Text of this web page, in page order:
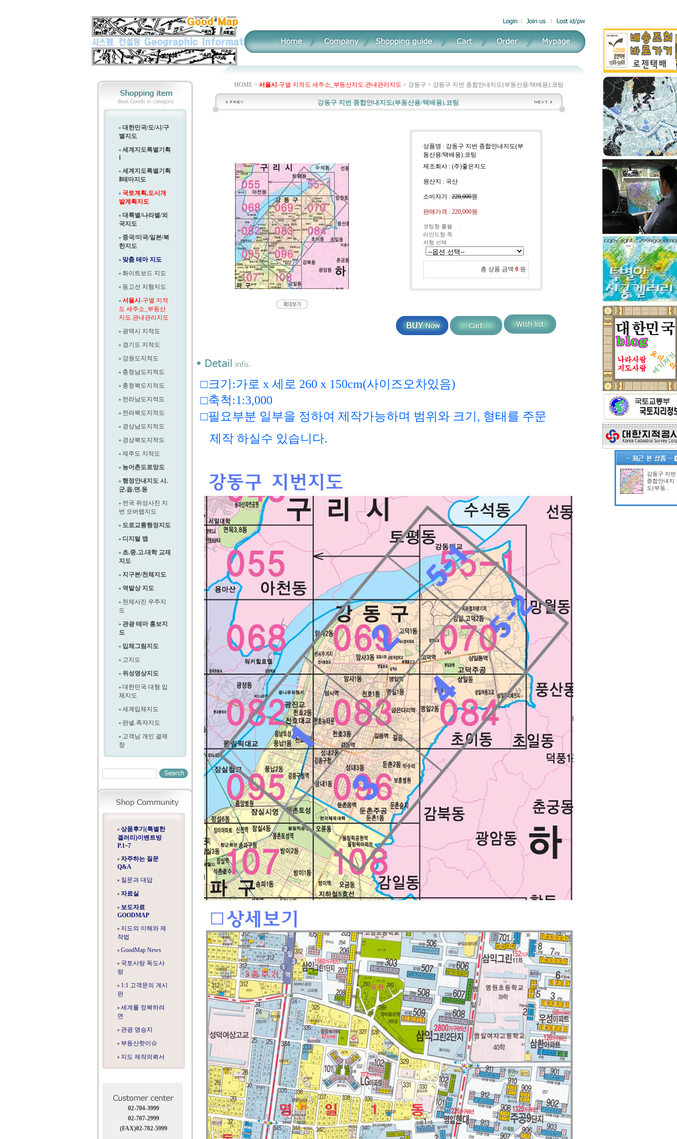
대한민국/도/시/구
별지도
세계지도특별기획
세계지도특별기획
테마지도
국토계획,도시개
발계획지도
대륙별/나라별/외
국지도
중국/미국/일본/북
한지도
맞춤 테마 지도
화이트보드 지도
등고선 지형지도
서울시 -구별 지적
도 새주소_부동산
지도.관내관리지도
광역시 지적도
경기도 지적도
강원도지적도
충청남도지적도
충청북도지적도
전라남도지적도
전라북도지적도
경상남도지적도
경상북도지적도
제주도 지적도
농어촌도로망도
행정안내지도 시.
군.읍.면.동
전국 위성사진 지
번 오버랩지도
도로교통행정지도
디지털 맵
초.중.고.대학 교재
지도
지구본/천체지도
역발상 지도
천체사진 우주지
도
관광 테마 홍보지
도
입체그림지도
고지도
위성영상지도
대한민국 대형 입
체지도
세계입체지도
판넬.족자지도
고객님 개인 결제
창
상품후기(특별한
겔러리)이벤트방
P.1~7
자주하는 질문
Q&A
질문과 대답
자료실
보도자료
GOODMAP
지도의 이해와 제
작법
GoodMap News
국토사랑 독도사
랑
1:1 고객문의 게시
판
세계를 정복하려
면
관광 명승지
부동산핫이슈
지도 제작의뢰서
02-704-3999
02-707-2999
(FAX)02-702-5999
HOME > 서울시 -구별 지적도 새주소_부동산지도.관내관리지도 > 강동구 > 강동구 지번 종합안내지도(부동산용/택배용).코팅
강동구 지번 종합안내지도(부동산용/택배용).코팅
상품명 : 강동구 지번 종합안내지도(부
동산용/택배용).코팅
제조회사 : (주)좋은지도
원산지 : 국산
소비자가 :220,000원
판매가격 : 220,000원
코팅형 롤블
라인드형 족
자형 선택
:
총 상품 금액 0 원
□크기:가로 x 세로 260 x 150cm(사이즈오차있음)
□축척:1:3,000
□필요부분 일부을 정하여 제작가능하며 범위와 크기, 형태를 주문
제작 하실수 있습니다.
강동구 지번
종합안내지
도(부동..